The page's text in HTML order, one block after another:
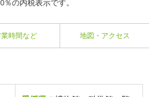
の内税表示です。
時間など 地図・アクセス